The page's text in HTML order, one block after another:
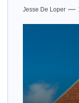
Jesse De Loper